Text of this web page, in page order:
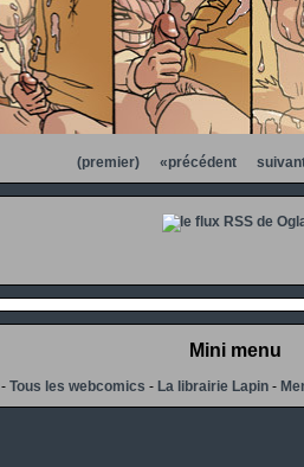
(premier) «précédent
Mini menu
-Tous les webcomics -La librairie Lapin -